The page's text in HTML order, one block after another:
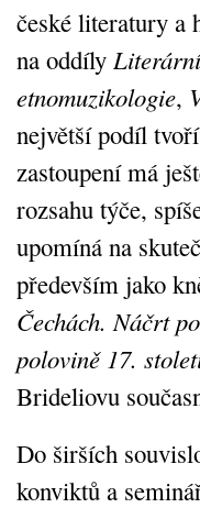
české literatury a
na oddíly
etnomuzikologie,
největší podíl
zastoupení má
rozsahu týče,
upomíná na
především jako
Čechách. Náčrt
polovině 17.
Brideliovu
Do širších
konviktů a